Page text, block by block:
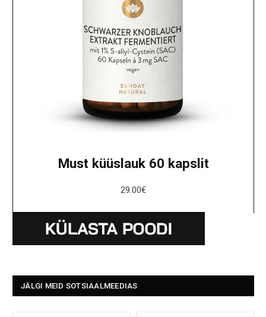
Must küüslauk 60 kapslit
29.00€
JÄLGI MEID SOTSIAALMEEDIAS